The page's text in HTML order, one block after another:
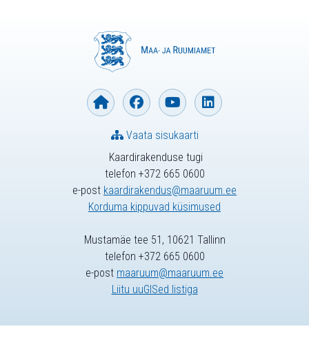
Kaardirakenduse tugi
telefon +372 665 0600
e-post kaardirakendus@maaruum.ee
Korduma kippuvad küsimused
Vaata sisukaarti
Mustamäe tee 51, 10621 Tallinn
telefon +372 665 0600
e-post maaruum@maaruum.ee
Liitu uuGISed listiga